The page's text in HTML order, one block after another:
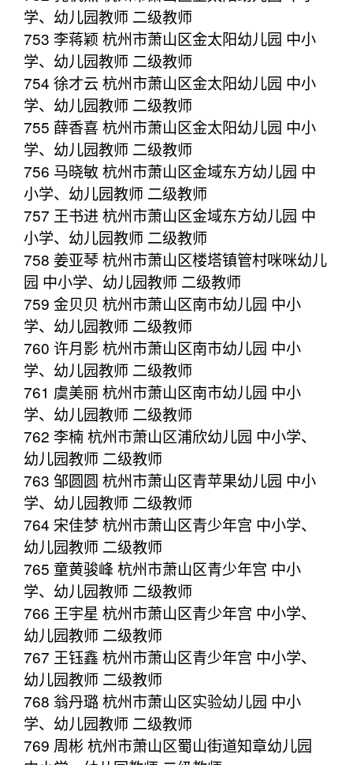
学、幼儿园教师 二级教师
753 李蒋颖 杭州市萧山区金太阳幼儿园 中小
学、幼儿园教师 二级教师
754 徐才云 杭州市萧山区金太阳幼儿园 中小
学、幼儿园教师 二级教师
755 薛香喜 杭州市萧山区金太阳幼儿园 中小
学、幼儿园教师 二级教师
756 马晓敏 杭州市萧山区金域东方幼儿园 中
小学、幼儿园教师 二级教师
757 王书进 杭州市萧山区金域东方幼儿园 中
小学、幼儿园教师 二级教师
758 姜亚琴 杭州市萧山区楼塔镇管村咪咪幼儿
园 中小学、幼儿园教师 二级教师
759 金贝贝 杭州市萧山区南市幼儿园 中小
学、幼儿园教师 二级教师
760 许月影 杭州市萧山区南市幼儿园 中小
学、幼儿园教师 二级教师
761 虞美丽 杭州市萧山区南市幼儿园 中小
学、幼儿园教师 二级教师
762 李楠 杭州市萧山区浦欣幼儿园 中小学、
幼儿园教师 二级教师
763 邹圆圆 杭州市萧山区青苹果幼儿园 中小
学、幼儿园教师 二级教师
764 宋佳梦 杭州市萧山区青少年宫 中小学、
幼儿园教师 二级教师
765 童黄骏峰 杭州市萧山区青少年宫 中小
学、幼儿园教师 二级教师
766 王宇星 杭州市萧山区青少年宫 中小学、
幼儿园教师 二级教师
767 王钰鑫 杭州市萧山区青少年宫 中小学、
幼儿园教师 二级教师
768 翁丹璐 杭州市萧山区实验幼儿园 中小
学、幼儿园教师 二级教师
769 周彬 杭州市萧山区蜀山街道知章幼儿园